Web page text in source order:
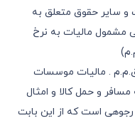
و سایر حقوق متعلق به
مشمول مالیات به نرخ
طبق بند ج ماده ١٠٥ ناظر به ماده ١١٣ ق.م.م . مالیات موسسات
و حمل کالا و امثال
٥ در صدر کلیه رجوهی است که از این بابت